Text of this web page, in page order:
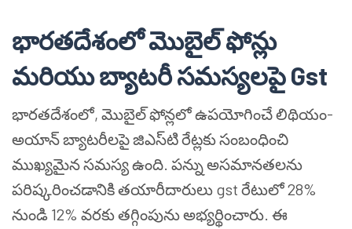
భారతదేశంలో మొబైల్ ఫోన్లు
మరియు బ్యాటరీ సమస్యలపై Gst
భారతదేశంలో, మొబైల్ ఫోన్లలో ఉపయోగించే లిథియం-
అయాన్ బ్యాటరీలపై జిఎస్‌టి రేట్లకు సంబంధించి
ముఖ్యమైన సమస్య ఉంది. పన్ను అసమానతలను
పరిష్కరించడానికి తయారీదారులు gst రేటులో 28%
నుండి 12% వరకు తగ్గింపును అభ్యర్థించారు. ఈ